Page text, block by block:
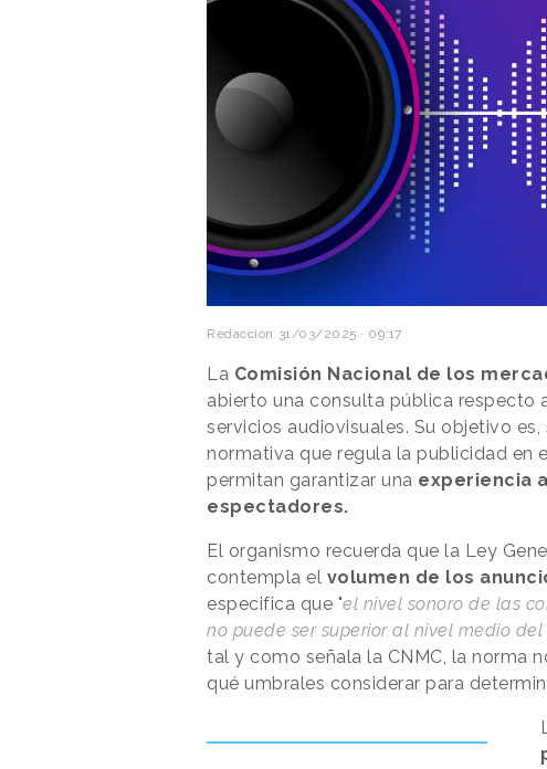
Redacción 31/03/2025 · 09:17
La Comisión Nacional de los
abierto una consulta pública respecto
servicios audiovisuales. Su objetivo
normativa que regula la publicidad en
permitan garantizar una experiencia
espectadores.
El organismo recuerda que la Ley
contempla el volumen de los
especifica que "el nivel sonoro de las
no puede ser superior al nivel medio
tal y como señala la CNMC, la norma
qué umbrales considerar para